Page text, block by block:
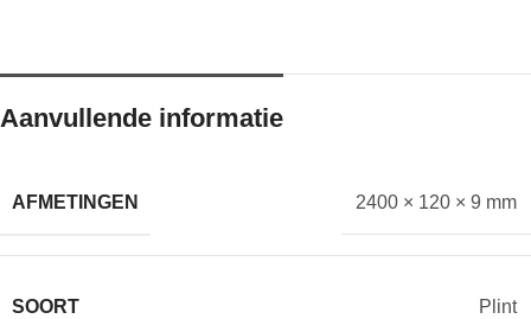
Aanvullende informatie
AFMETINGEN 2400 × 120 × 9 mm
SOORT Plint